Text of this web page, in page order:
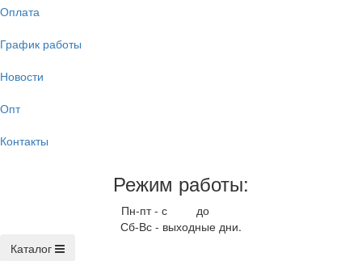
Оплата
График работы
Новости
Опт
Контакты
Режим работы:
Пн-пт - с до
Сб-Вс - выходные дни.
Каталог